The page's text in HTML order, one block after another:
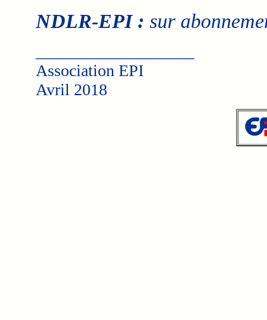
NDLR-EPI : sur
Association EPI
Avril 2018